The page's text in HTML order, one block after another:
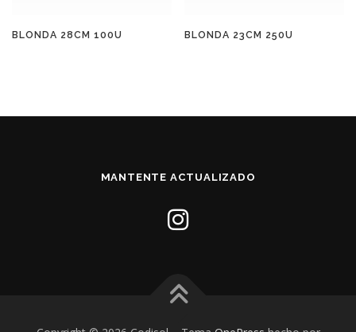
BLONDA 28CM 100U BLONDA 23CM 250U
MANTENTE ACTUALIZADO